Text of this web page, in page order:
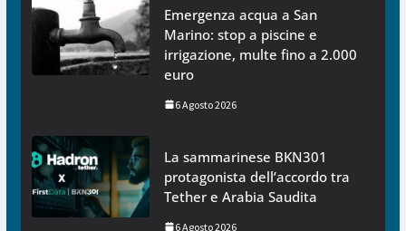
Emergenza acqua a San
Marino: stop a piscine e
irrigazione, multe fino a 2.000
euro
6 Agosto 2026
La sammarinese BKN301
protagonista dell’accordo tra
Tether e Arabia Saudita
6 Agosto 2026